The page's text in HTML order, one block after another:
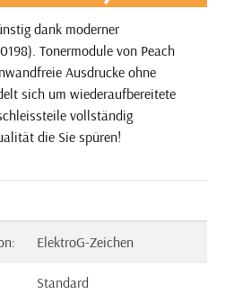
dank moderner
Tonermodule von Peach
Ausdrucke ohne
sich um wiederaufbereitete
vollständig
die Sie spüren!
ElektroG-Zeichen
Standard